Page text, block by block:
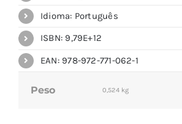
Idioma: Português
ISBN: 9,79E+12
EAN: 978-972-771-062-1
Peso 0,524 kg